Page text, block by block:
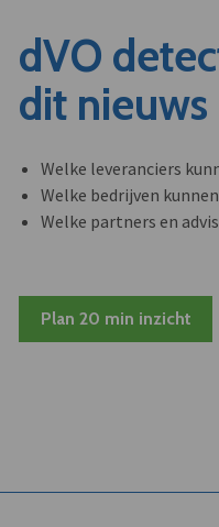
dVO
dit nieuws
Welke leveranciers
Welke bedrijven
Welke partners en
Plan 20 min inzicht